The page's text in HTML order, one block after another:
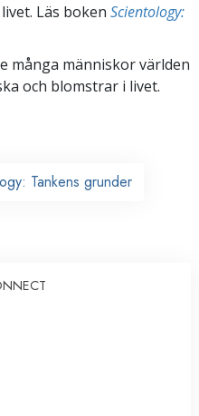
Läs boken Scientology:
många människor världen
och blomstrar i livet.
Tankens grunder